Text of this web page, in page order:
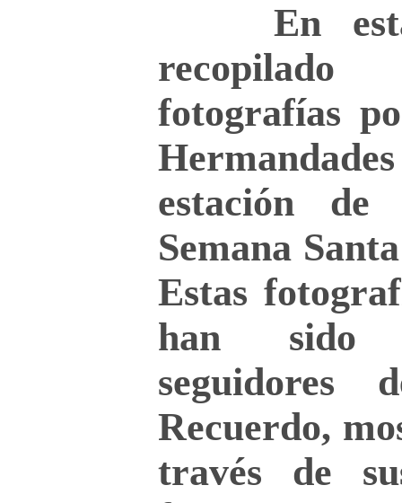
En esta
fotografías
estación
Semana
Estas
han sido
Recuerdo,
través de